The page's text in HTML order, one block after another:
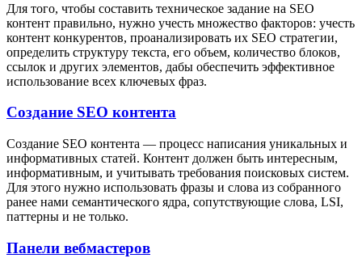
Для того, чтобы составить техническое задание на SEO
контент правильно, нужно учесть множество факторов: учесть
контент конкурентов, проанализировать их SEO стратегии,
определить структуру текста, его объем, количество блоков,
ссылок и других элементов, дабы обеспечить эффективное
использование всех ключевых фраз.
Создание SEO контента
Создание SEO контента — процесс написания уникальных и
информативных статей. Контент должен быть интересным,
информативным, и учитывать требования поисковых систем.
Для этого нужно использовать фразы и слова из собранного
ранее нами семантического ядра, сопутствующие слова, LSI,
паттерны и не только.
Панели вебмастеров